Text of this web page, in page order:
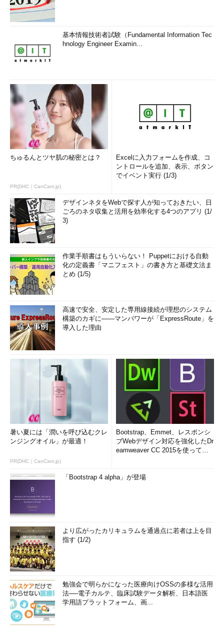
基本情報技術者試験（Fundamental Information Tec
hnology Engineer Examin...
ちゅるんとツヤ肌の秘密とは？
PR(DHC｜CanCam.jp)
Excelに入力フォームを作成、コ
ントロールを追加、表示、ボタン
でイベント実行 (1/3)
デザインネタをWebで探す人が知っておきたい、日
ごろのネタ収集と活用を効率化する4つのアプリ (1/
3)
作業手順書はもういらない！ Puppetにおける自動
化の定義書「マニフェスト」の書き方と基礎文法ま
とめ (1/5)
高速で安全、安定した専用線接続が理想のシステム
構築のカギに――マンパワーが「ExpressRoute」を
導入した理由
暑い夏には「潤いを呼び込むクレ
ンジングオイル」が最適！
PR(DHC｜CanCam.jp)
Bootstrap、Emmet、レスポンシ
ブWebデザイン対応を強化したDr
eamweaver CC 2015を使って
「Bootstrap 4 alpha」が登場
より広がったカリキュラムを通過点に若者は上を目
指す (1/2)
勉強会で明らかになった医療向けOSSの多様な活用
法──電子カルテ、臨床試験データ解析、日本語医
学用語プラットフォーム、画...